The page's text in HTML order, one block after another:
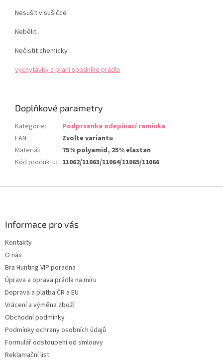
Nesušit v sušičce
Nebělit
Nečistit chemicky
vychytávky a praní spodního prádla
Doplňkové parametry
Kategorie:
Podprsenka odepínací ramínka
EAN:
Zvolte variantu
Materiál:
75% polyamid, 25% elastan
Kód produktu: 11062/11063/11064/11065/11066
Informace pro vás
Kontakty
O nás
Bra Hunting VIP poradna
Úprava a oprava prádla na míru
Doprava a platba ČR a EU
Vrácení a výměna zboží
Obchodní podmínky
Podmínky ochrany osobních údajů
Formulář odstoupení od smlouvy
Reklamační list